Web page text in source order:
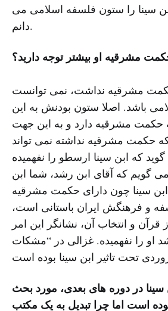
سینا را ستون فلسفه اسلامی می
دانم.
مشرقیه او بیشتر توجه دارید؟
مشرقیه نداشت، نمی توانست
باشد. اصلا ستون بودنش به این
مشرقیه دارد و به این جهت
حکمت مشرقیه نداشته نمی تواند
که ابن سینا ارسطو را نفهمیده
گویم که آقای ابن رشد، شما ابن
ابن سینا چون دارای حکمت مشرقیه
و فرهنگش ایران باستانی است،
و انتخاب آن، نشانگر این امر
او را نفهمیده. غزالی در “مشکات
در دوره های بعدی، مورد بحث
است اما چرا تبدیل به یک مکتب